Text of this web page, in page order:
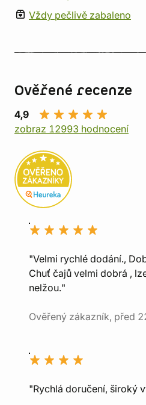
Vždy pečlivě zabaleno
Ověřené recenze
4,9
zobraz 12993 hodnocení
"Velmi rychlé dodání.,
Chuť čajů velmi dobrá ,
nelžou."
Ověřený zákazník, před
"Rychlá doručení, široký